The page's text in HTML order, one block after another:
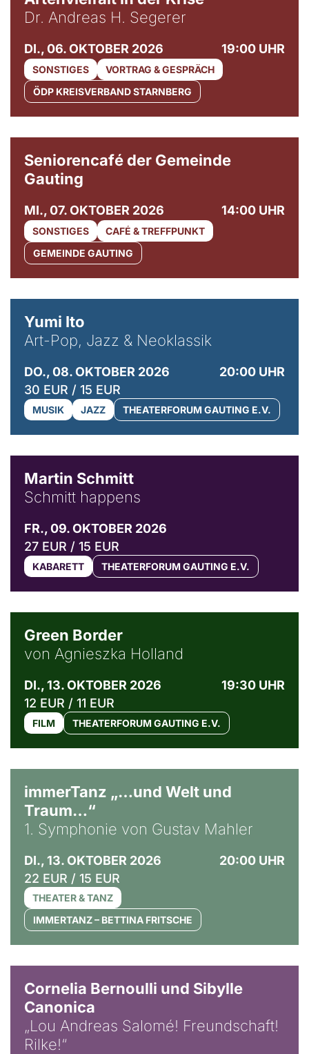
Dr. Andreas H. Segerer
DI., 06. OKTOBER 2026 19:00 UHR
SONSTIGES
VORTRAG & GESPRÄCH
ÖDP KREISVERBAND STARNBERG
Seniorencafé der Gemeinde
Gauting
MI., 07. OKTOBER 2026 14:00 UHR
SONSTIGES
CAFÉ & TREFFPUNKT
GEMEINDE GAUTING
Yumi Ito
Art-Pop, Jazz & Neoklassik
DO., 08. OKTOBER 2026
20:00 UHR
30 EUR / 15 EUR
MUSIK JAZZ THEATERFORUM GAUTING E.V.
Martin Schmitt
Schmitt happens
FR., 09. OKTOBER 2026
27 EUR / 15 EUR
KABARETT THEATERFORUM GAUTING E.V.
Green Border
von Agnieszka Holland
DI., 13. OKTOBER 2026
19:30 UHR
12 EUR / 11 EUR
FILM THEATERFORUM GAUTING E.V.
immerTanz „…und Welt und
Traum…“
1. Symphonie von Gustav Mahler
DI., 13. OKTOBER 2026
20:00 UHR
22 EUR / 15 EUR
THEATER & TANZ
IMMERTANZ – BETTINA FRITSCHE
Cornelia Bernoulli und Sibylle
Canonica
„Lou Andreas Salomé! Freundschaft!
Rilke!“